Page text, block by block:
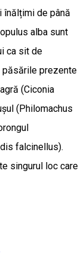
înălțimi de până
alba sunt
ca sit de
păsările prezente
(Ciconia
(Philomachus
falcinellus).
singurul loc care